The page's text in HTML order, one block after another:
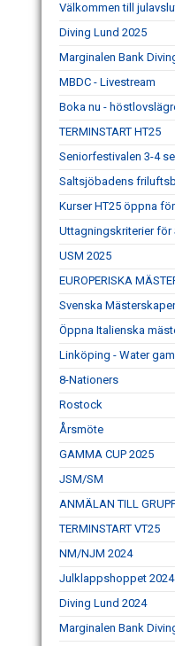
Välkommen till
Diving Lund 2025
Marginalen Bank
MBDC - Livestream
Boka nu -
TERMINSTART HT25
Seniorfestivalen 3-4
Saltsjöbadens
Kurser HT25 öppna
Uttagningskriterier
USM 2025
EUROPERISKA
Svenska
Öppna Italienska
Linköping - Water
8-Nationers
Rostock
Årsmöte
GAMMA CUP 2025
JSM/SM
ANMÄLAN TILL
TERMINSTART VT25
NM/NJM 2024
Julklappshoppet 2024
Diving Lund 2024
Marginalen Bank